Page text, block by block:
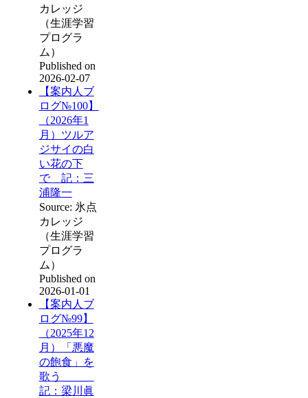
カレッジ
（生涯学習
プログラ
ム）
Published on
2026-02-07
【案内人ブ
ログ№100】
（2026年1
月）ツルア
ジサイの白
い花の下
で 記：三
浦隆一
Source: 氷点
カレッジ
（生涯学習
プログラ
ム）
Published on
2026-01-01
【案内人ブ
ログ№99】
（2025年12
月）「悪魔
の飽食」を
歌う
記：梁川眞